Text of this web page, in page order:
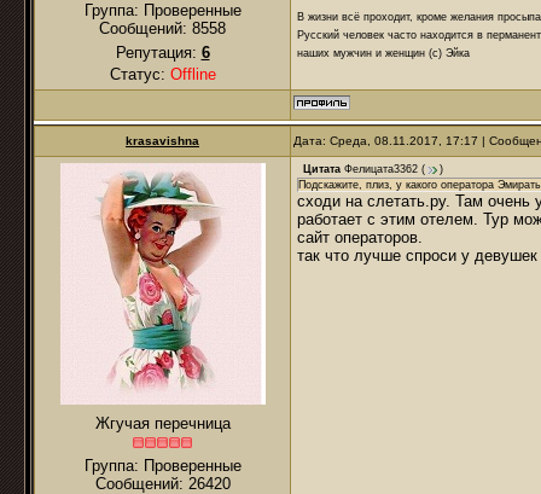
Группа: Проверенные
Сообщений: 8558
Репутация: 6
Статус: Offline
В жизни всё проходит, кроме желания
Русский человек часто находится в
наших мужчин и женщин (с) Эйка
krasavishna Дата: Среда, 08.11.2017, 17:17 |
Жгучая перечница
Группа: Проверенные
Сообщений: 26420
Цитата Фелицата3362 (
)
Подскажите, плиз, у какого оператора
сходи на слетать.ру. Там очень
работает с этим отелем. Тур
сайт операторов.
так что лучше спроси у девушек